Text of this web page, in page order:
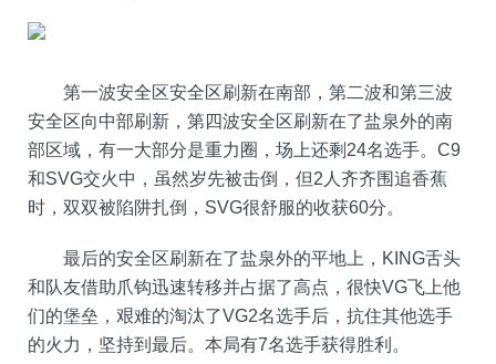
第一波安全区安全区刷新在南部，第二波和第三波
安全区向中部刷新，第四波安全区刷新在了盐泉外的南
部区域，有一大部分是重力圈，场上还剩24名选手。C9
和SVG交火中，虽然岁先被击倒，但2人齐齐围追香蕉
时，双双被陷阱扎倒，SVG很舒服的收获60分。
最后的安全区刷新在了盐泉外的平地上，KING舌头
和队友借助爪钩迅速转移并占据了高点，很快VG飞上他
们的堡垒，艰难的淘汰了VG2名选手后，抗住其他选手
的火力，坚持到最后。本局有7名选手获得胜利。